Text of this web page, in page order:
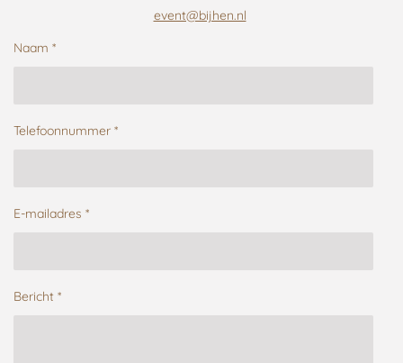
event@bijhen.nl
Naam *
Telefoonnummer *
E-mailadres *
Bericht *